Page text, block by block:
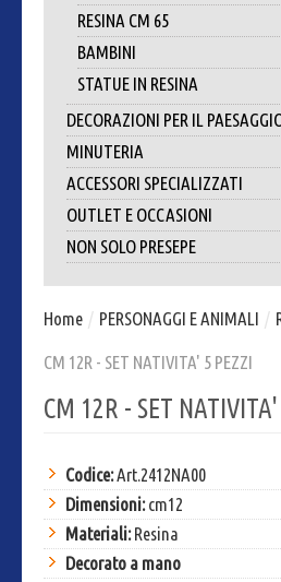
RESINA CM 65
BAMBINI
STATUE IN RESINA
DECORAZIONI PER IL
MINUTERIA
ACCESSORI SPECIALIZZATI
OUTLET E OCCASIONI
NON SOLO PRESEPE
Home / PERSONAGGI E ANIMALI /
CM 12R - SET NATIVITA' 5 PEZZI
CM 12R - SET
Codice:Art.2412NA00
Dimensioni:cm12
Materiali:Resina
Decorato a mano